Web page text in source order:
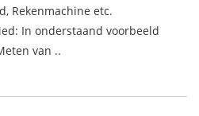
Rekenmachine etc.
In onderstaand voorbeeld
van ..